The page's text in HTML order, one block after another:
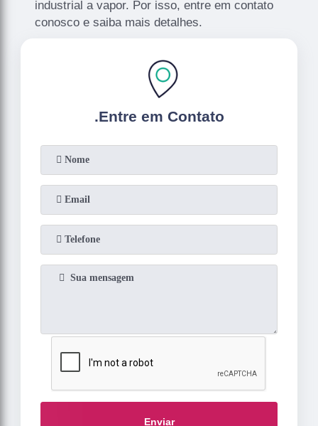
industrial a vapor. Por isso, entre em contato
conosco e saiba mais detalhes.
.Entre em Contato
Enviar